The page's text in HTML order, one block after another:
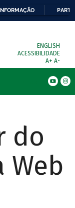
ENGLISH
ACESSIBILIDADE
A+ A-
do
Web